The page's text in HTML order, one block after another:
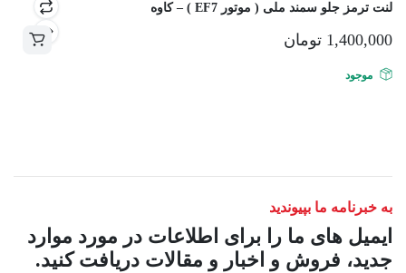
شوند
لنت ترمز جلو سمند ملی ( موتور EF7 ) – کاوه
1,400,000 تومان
موجود
به خبرنامه ما بپیوندید
ایمیل های ما را برای اطلاعات در مورد موارد
جدید، فروش و اخبار و مقالات دریافت کنید.